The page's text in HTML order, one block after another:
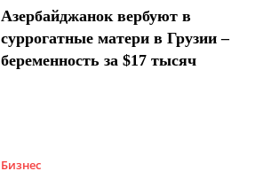
Азербайджанок вербуют в
суррогатные матери в Грузии –
беременность за $17 тысяч
Бизнес